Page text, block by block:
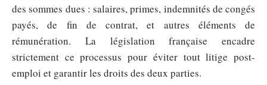
des sommes dues : salaires, primes, indemnités de congés
payés, de fin de contrat, et autres éléments de
rémunération. La législation française encadre
strictement ce processus pour éviter tout litige post-
emploi et garantir les droits des deux parties.